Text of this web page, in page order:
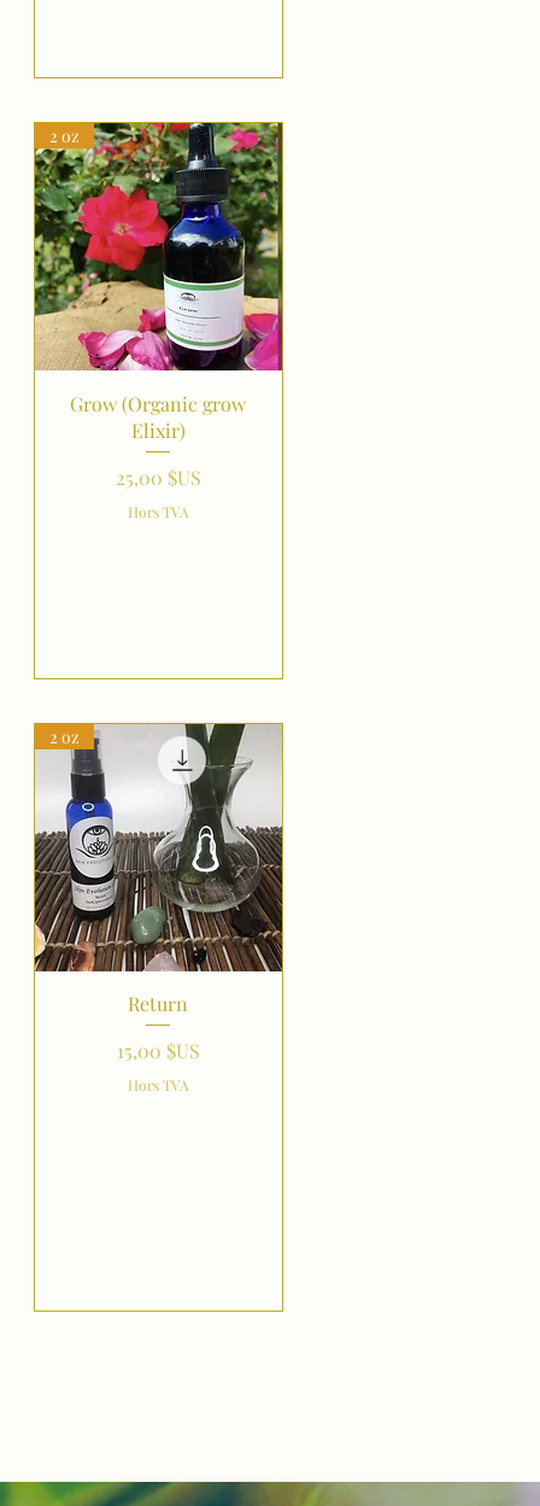
Aperçu rapide
2 oz
Grow (Organic grow
Elixir)
Prix
25,00 $US
Hors TVA
Aperçu rapide
2 oz
Return
Prix
15,00 $US
Hors TVA